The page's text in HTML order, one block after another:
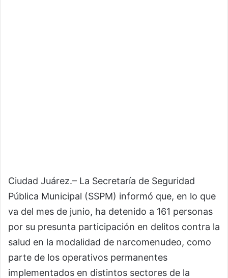
Ciudad Juárez.– La Secretaría de Seguridad
Pública Municipal (SSPM) informó que, en lo que
va del mes de junio, ha detenido a 161 personas
por su presunta participación en delitos contra la
salud en la modalidad de narcomenudeo, como
parte de los operativos permanentes
implementados en distintos sectores de la